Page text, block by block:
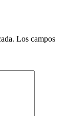
Los campos